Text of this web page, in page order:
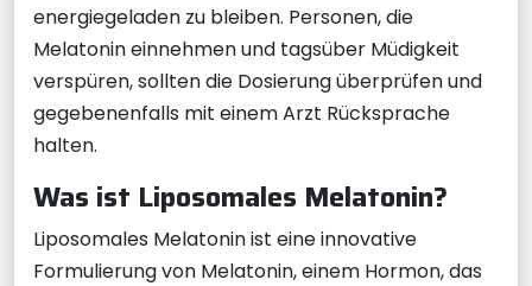
energiegeladen zu bleiben. Personen, die
Melatonin einnehmen und tagsüber Müdigkeit
verspüren, sollten die Dosierung überprüfen und
gegebenenfalls mit einem Arzt Rücksprache
halten.
Was ist Liposomales Melatonin?
Liposomales Melatonin ist eine innovative
Formulierung von Melatonin, einem Hormon, das